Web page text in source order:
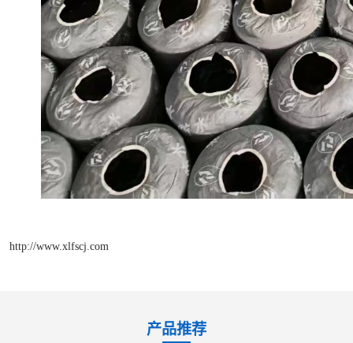
http://www.xlfscj.com
产品推荐